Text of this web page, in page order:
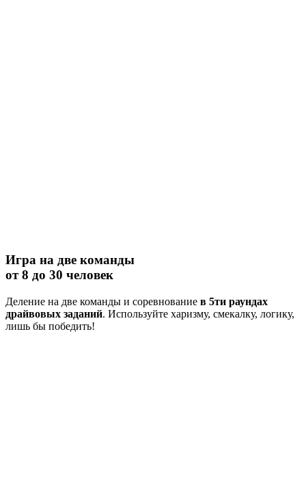
Игра на две команды
от 8 до 30 человек
Деление на две команды и соревнование в 5ти раундах
драйвовых заданий. Используйте харизму, смекалку, логику,
лишь бы победить!